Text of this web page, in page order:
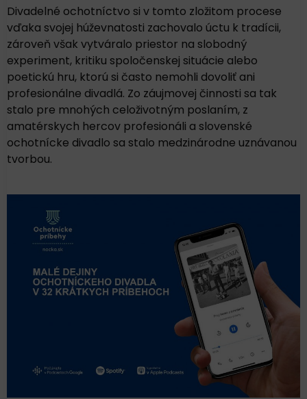
Divadelné ochotníctvo si v tomto zložitom procese
vďaka svojej húževnatosti zachovalo úctu k tradícii,
zároveň však vytváralo priestor na slobodný
experiment, kritiku spoločenskej situácie alebo
poetickú hru, ktorú si často nemohli dovoliť ani
profesionálne divadlá. Zo záujmovej činnosti sa tak
stalo pre mnohých celoživotným poslaním, z
amatérskych hercov profesionáli a slovenské
ochotnícke divadlo sa stalo medzinárodne uznávanou
tvorbou.